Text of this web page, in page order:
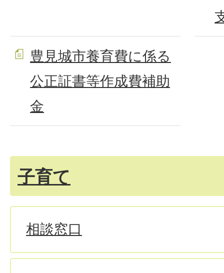
豊見城市養育費に係る
公正証書等作成費補助
金
子育て
相談窓口